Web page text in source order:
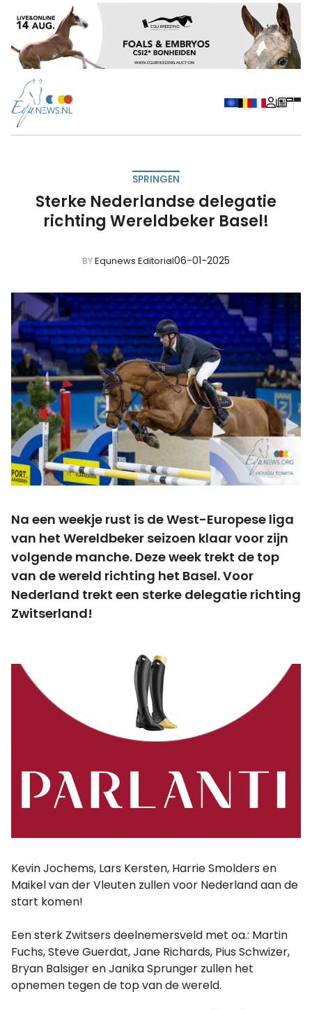
SPRINGEN
Sterke Nederlandse delegatie
richting Wereldbeker Basel!
BYEqunews Editorial06-01-2025
Na een weekje rust is de West-Europese liga
van het Wereldbeker seizoen klaar voor zijn
volgende manche. Deze week trekt de top
van de wereld richting het Basel. Voor
Nederland trekt een sterke delegatie richting
Zwitserland!
Kevin Jochems, Lars Kersten, Harrie Smolders en
Maikel van der Vleuten zullen voor Nederland aan de
start komen!
Een sterk Zwitsers deelnemersveld met oa.: Martin
Fuchs, Steve Guerdat, Jane Richards, Pius Schwizer,
Bryan Balsiger en Janika Sprunger zullen het
opnemen tegen de top van de wereld.